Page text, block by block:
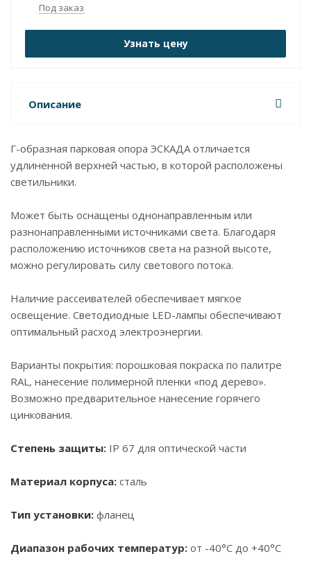
Под заказ
Узнать цену
Описание
Г-образная парковая опора ЭСКАДА отличается
удлиненной верхней частью, в которой расположены
светильники.
Может быть оснащены однонаправленным или
разнонаправленными источниками света. Благодаря
расположению источников света на разной высоте,
можно регулировать силу светового потока.
Наличие рассеивателей обеспечивает мягкое
освещение. Светодиодные LED-лампы обеспечивают
оптимальный расход электроэнергии.
Варианты покрытия: порошковая покраска по палитре
RAL, нанесение полимерной пленки «под дерево».
Возможно предварительное нанесение горячего
цинкования.
Степень защиты: IP 67 для оптической части
Материал корпуса: сталь
Тип установки: фланец
Диапазон рабочих температур: от -40°С до +40°С